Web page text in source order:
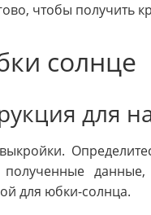
чтобы получить
солнце
для
для юбки-солнца.